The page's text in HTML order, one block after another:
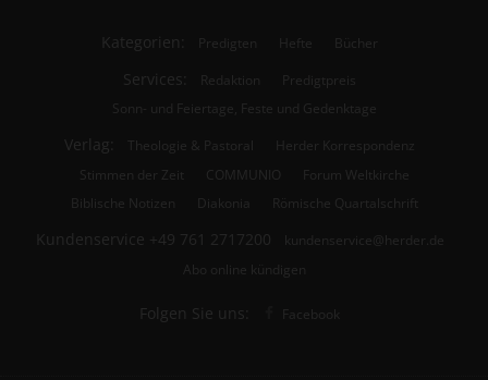
Kategorien: Predigten Hefte Bücher
Services: Redaktion
Predigtpreis
Sonn- und Feiertage, Feste und Gedenktage
Verlag: Theologie & Pastoral
Herder Korrespondenz
Stimmen der Zeit
COMMUNIO
Forum Weltkirche
Biblische Notizen
Diakonia Römische Quartalschrift
Kundenservice +49 761 2717200
kundenservice@herder.de
Abo online kündigen
Folgen Sie uns: Facebook